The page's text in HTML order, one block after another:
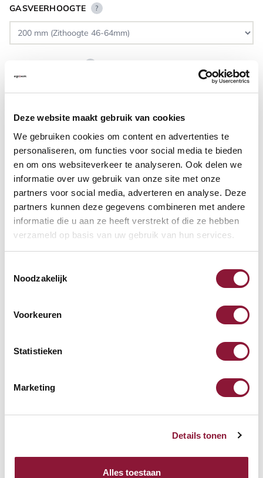
Deze website maakt gebruik van cookies
We gebruiken cookies om content en advertenties te
personaliseren, om functies voor social media te bieden
en om ons websiteverkeer te analyseren. Ook delen we
informatie over uw gebruik van onze site met onze
partners voor social media, adverteren en analyse. Deze
partners kunnen deze gegevens combineren met andere
informatie die u aan ze heeft verstrekt of die ze hebben
verzameld op basis van uw gebruik van hun services.
Noodzakelijk
Voorkeuren
Statistieken
Marketing
Details tonen
Alles toestaan
GASVEERHOOGTE ?
VOETENRING ?
VOETENSTER IN GEPOLIJST ALUMINIUM ?
Beschikbaar
Levertijd: 3-6 weken
Opzoek naar een offerte op maat? Maak je werkplek compleet
Toevoegen aan vergelijker